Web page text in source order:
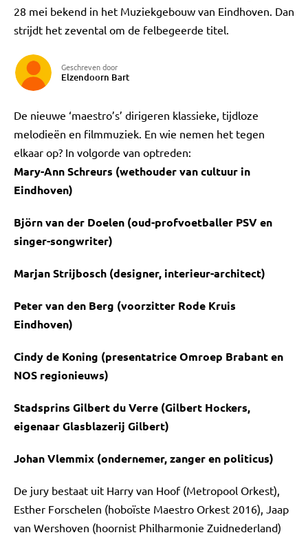
28 mei bekend in het Muziekgebouw van Eindhoven. Dan
strijdt het zevental om de felbegeerde titel.
Geschreven door
Elzendoorn Bart
De nieuwe ‘maestro’s’ dirigeren klassieke, tijdloze
melodieën en filmmuziek. En wie nemen het tegen
elkaar op? In volgorde van optreden:
Mary-Ann Schreurs (wethouder van cultuur in
Eindhoven)
Björn van der Doelen (oud-profvoetballer PSV en
singer-songwriter)
Marjan Strijbosch (designer, interieur-architect)
Peter van den Berg (voorzitter Rode Kruis
Eindhoven)
Cindy de Koning (presentatrice Omroep Brabant en
NOS regionieuws)
Stadsprins Gilbert du Verre (Gilbert Hockers,
eigenaar Glasblazerij Gilbert)
Johan Vlemmix (ondernemer, zanger en politicus)
De jury bestaat uit Harry van Hoof (Metropool Orkest),
Esther Forschelen (hoboïste Maestro Orkest 2016), Jaap
van Wershoven (hoornist Philharmonie Zuidnederland)